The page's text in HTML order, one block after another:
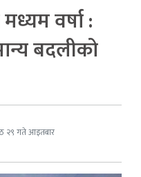
वर्षा :
बदलीको
२९ गते आइतबार